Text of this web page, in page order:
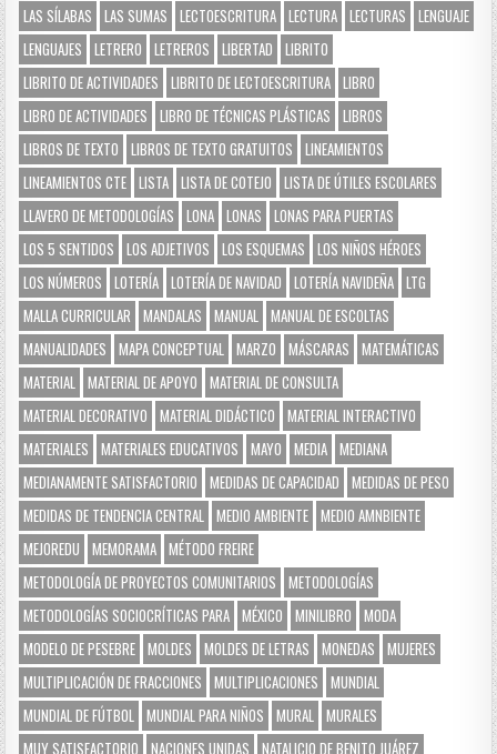
LAS SÍLABAS
LAS SUMAS LECTOESCRITURA LECTURA LECTURAS
LENGUAJE
LENGUAJES
LETRERO LETREROS LIBERTAD
LIBRITO
LIBRITO DE ACTIVIDADES
LIBRITO DE LECTOESCRITURA LIBRO
LIBRO DE ACTIVIDADES
LIBRO DE TÉCNICAS PLÁSTICAS
LIBROS
LIBROS DE TEXTO
LIBROS DE TEXTO GRATUITOS
LINEAMIENTOS
LINEAMIENTOS CTE LISTA LISTA DE COTEJO
LISTA DE ÚTILES ESCOLARES
LLAVERO DE METODOLOGÍAS
LONA LONAS
LONAS PARA PUERTAS
LOS 5 SENTIDOS
LOS ADJETIVOS LOS ESQUEMAS
LOS NIÑOS HÉROES
LOS NÚMEROS
LOTERÍA LOTERÍA DE NAVIDAD LOTERÍA NAVIDEÑA LTG
MALLA CURRICULAR
MANDALAS MANUAL MANUAL DE ESCOLTAS
MANUALIDADES
MAPA CONCEPTUAL MARZO MÁSCARAS
MATEMÁTICAS
MATERIAL MATERIAL DE APOYO
MATERIAL DE CONSULTA
MATERIAL DECORATIVO
MATERIAL DIDÁCTICO
MATERIAL INTERACTIVO
MATERIALES
MATERIALES EDUCATIVOS MAYO MEDIA MEDIANA
MEDIANAMENTE SATISFACTORIO
MEDIDAS DE CAPACIDAD
MEDIDAS DE PESO
MEDIDAS DE TENDENCIA CENTRAL MEDIO AMBIENTE MEDIO AMNBIENTE
MEJOREDU
MEMORAMA MÉTODO FREIRE
METODOLOGÍA DE PROYECTOS COMUNITARIOS
METODOLOGÍAS
METODOLOGÍAS SOCIOCRÍTICAS PARA MÉXICO MINILIBRO
MODA
MODELO DE PESEBRE MOLDES MOLDES DE LETRAS MONEDAS
MUJERES
MULTIPLICACIÓN DE FRACCIONES
MULTIPLICACIONES
MUNDIAL
MUNDIAL DE FÚTBOL MUNDIAL PARA NIÑOS MURAL MURALES
MUY SATISFACTORIO
NACIONES UNIDAS NATALICIO DE BENITO JUÁREZ